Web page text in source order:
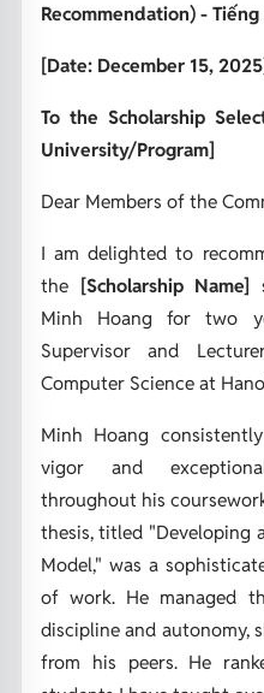
Recommendation) - Tiếng
[Date: December 15,
To the Scholarship
University/Program]
Dear Members of the
I am delighted to
the [Scholarship Name]
Minh Hoang for two
Supervisor and
Computer Science at
Minh Hoang
vigor and
throughout his
thesis, titled "Developing
Model," was a
of work. He managed
discipline and autonomy,
from his peers. He